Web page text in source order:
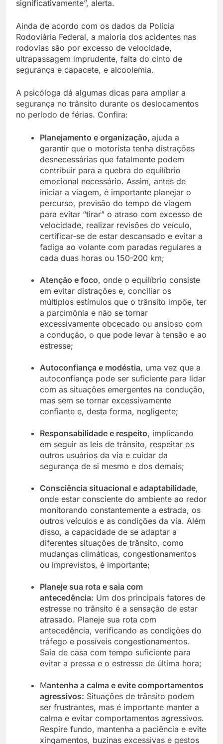
significativamente”, alerta.
Ainda de acordo com os dados da Polícia
Rodoviária Federal, a maioria dos acidentes nas
rodovias são por excesso de velocidade,
ultrapassagem imprudente, falta do cinto de
segurança e capacete, e alcoolemia.
A psicóloga dá algumas dicas para ampliar a
segurança no trânsito durante os deslocamentos
no período de férias. Confira:
Planejamento e organização, ajuda a
garantir que o motorista tenha distrações
desnecessárias que fatalmente podem
contribuir para a quebra do equilíbrio
emocional necessário. Assim, antes de
iniciar a viagem, é importante planejar o
percurso, previsão do tempo de viagem
para evitar “tirar” o atraso com excesso de
velocidade, realizar revisões do veículo,
certificar-se de estar descansado e evitar a
fadiga ao volante com paradas regulares a
cada duas horas ou 150-200 km;
Atenção e foco, onde o equilíbrio consiste
em evitar distrações e, conciliar os
múltiplos estímulos que o trânsito impõe, ter
a parcimônia e não se tornar
excessivamente obcecado ou ansioso com
a condução, o que pode levar à tensão e ao
estresse;
Autoconfiança e modéstia, uma vez que a
autoconfiança pode ser suficiente para lidar
com as situações emergentes na condução,
mas sem se tornar excessivamente
confiante e, desta forma, negligente;
Responsabilidade e respeito, implicando
em seguir as leis de trânsito, respeitar os
outros usuários da via e cuidar da
segurança de si mesmo e dos demais;
Consciência situacional e adaptabilidade,
onde estar consciente do ambiente ao redor
monitorando constantemente a estrada, os
outros veículos e as condições da via. Além
disso, a capacidade de se adaptar a
diferentes situações de trânsito, como
mudanças climáticas, congestionamentos
ou imprevistos, é importante;
Planeje sua rota e saia com
antecedência: Um dos principais fatores de
estresse no trânsito é a sensação de estar
atrasado. Planeje sua rota com
antecedência, verificando as condições do
tráfego e possíveis congestionamentos.
Saia de casa com tempo suficiente para
evitar a pressa e o estresse de última hora;
Mantenha a calma e evite comportamentos
agressivos: Situações de trânsito podem
ser frustrantes, mas é importante manter a
calma e evitar comportamentos agressivos.
Respire fundo, mantenha a paciência e evite
xingamentos, buzinas excessivas e gestos